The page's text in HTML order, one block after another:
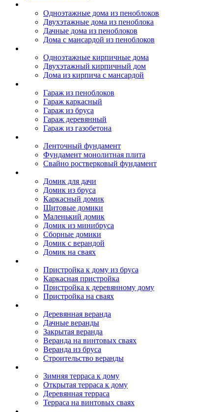
Одноэтажные дома из пеноблоков
Двухэтажные дома из пеноблока
Дачные дома из пеноблоков
Дома с мансардой из пеноблоков
Одноэтажные кирпичные дома
Двухэтажный кирпичный дом
Дома из кирпича с мансардой
Гараж из пеноблоков
Гараж каркасный
Гараж из бруса
Гараж деревянный
Гараж из газобетона
Ленточный фундамент
Фундамент монолитная плита
Свайно ростверковый фундамент
Домик для дачи
Домик из бруса
Каркасный домик
Щитовые домики
Маленький домик
Домик из минибруса
Сборные домики
Домик с верандой
Домик на сваях
Пристройка к дому из бруса
Каркасная пристройка
Пристройка к деревянному дому
Пристройка на сваях
Деревянная веранда
Дачные веранды
Закрытая веранда
Веранда на винтовых сваях
Веранда из бруса
Строительство веранды
Зимняя терраса к дому
Открытая терраса к дому
Деревянная терраса
Терраса на винтовых сваях